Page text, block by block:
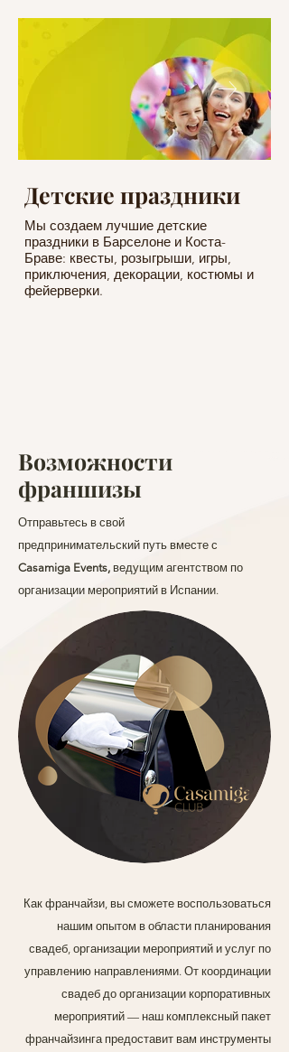
Детские праздники
Мы создаем лучшие детские
праздники в Барселоне и Коста-
Браве: квесты, розыгрыши, игры,
приключения, декорации, костюмы и
фейерверки.
Возможности
франшизы
Отправьтесь в свой
предпринимательский путь вместе с
Casamiga Events, ведущим агентством по
организации мероприятий в Испании.
Как франчайзи, вы сможете воспользоваться
нашим опытом в области планирования
свадеб, организации мероприятий и услуг по
управлению направлениями. От координации
свадеб до организации корпоративных
мероприятий — наш комплексный пакет
франчайзинга предоставит вам инструменты